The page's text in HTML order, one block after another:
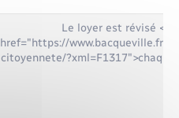
Le loyer est révisé <a
href="https://www.bacqueville.fr/
citoyennete/?xml=F1317">chaque